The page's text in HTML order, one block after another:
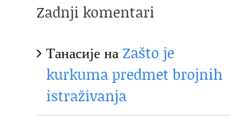
Zadnji komentari
ТанасијенаZašto je
kurkuma predmet brojnih
istraživanja